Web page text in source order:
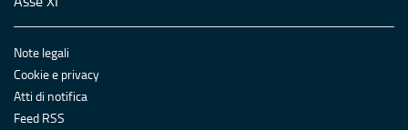
Note legali
Cookie e privacy
Atti di notifica
Feed RSS